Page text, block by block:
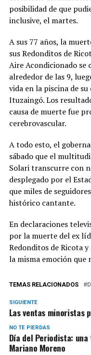
posibilidad de que
inclusive, el martes.
A sus 77 años, la
sus Redonditos de
Aire Acondicionado se
alrededor de las 9,
vida en la piscina de
Ituzaingó. Los
causa de muerte fue
cerebrovascular.
A todo esto, el
sábado que el
Solari transcurre con
desplegado por el
que miles de
histórico cantante.
En declaraciones
por la muerte del ex
Redonditos de Ricota
la misma emoción que
TEMAS RELACIONADOS
SIGUIENTE
Las ventas minoristas
NO TE PIERDAS
Día del Periodista:
Mariano Moreno